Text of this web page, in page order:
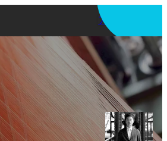
アプリを使う